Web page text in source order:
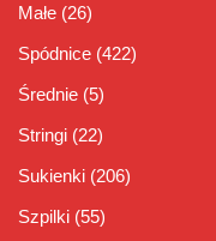
Małe (26)
Spódnice (422)
Średnie (5)
Stringi (22)
Sukienki (206)
Szpilki (55)